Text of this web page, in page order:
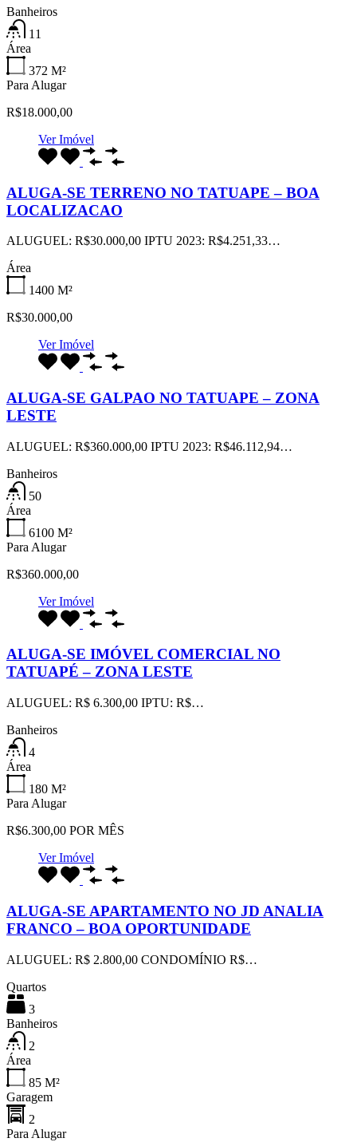
Banheiros
11
Área
372 M²
Para Alugar
R$18.000,00
Ver Imóvel
ALUGA-SE TERRENO NO TATUAPE – BOA
LOCALIZACAO
ALUGUEL: R$30.000,00 IPTU 2023: R$4.251,33…
Área
1400 M²
R$30.000,00
Ver Imóvel
ALUGA-SE GALPAO NO TATUAPE – ZONA
LESTE
ALUGUEL: R$360.000,00 IPTU 2023: R$46.112,94…
Banheiros
50
Área
6100 M²
Para Alugar
R$360.000,00
Ver Imóvel
ALUGA-SE IMÓVEL COMERCIAL NO
TATUAPÉ – ZONA LESTE
ALUGUEL: R$ 6.300,00 IPTU: R$…
Banheiros
4
Área
180 M²
Para Alugar
R$6.300,00 POR MÊS
Ver Imóvel
ALUGA-SE APARTAMENTO NO JD ANALIA
FRANCO – BOA OPORTUNIDADE
ALUGUEL: R$ 2.800,00 CONDOMÍNIO R$…
Quartos
3
Banheiros
2
Área
85 M²
Garagem
2
Para Alugar